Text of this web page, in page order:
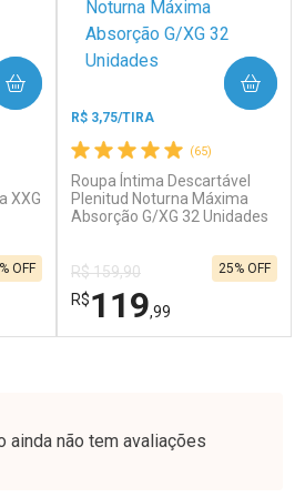
Ativar Desconto
Por R$ 52,64/cada
Comprar sem Desconto
XXG
OFF
(65)
R$ 3,75/TIRA
Roupa Íntima Descartável
Plenitud Noturna Máxima
Absorção G/XG 32 Unidades
R$ 159,90
R$119,99
25% OFF
COMPRAR
Laboratório
Por Menos
ainda não tem avaliações